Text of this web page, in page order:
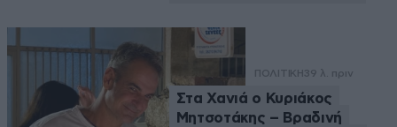
ΠΟΛΙΤΙΚΗ39 λ. πριν
Στα Χανιά ο Κυριάκος
Μητσοτάκης – Βραδινή